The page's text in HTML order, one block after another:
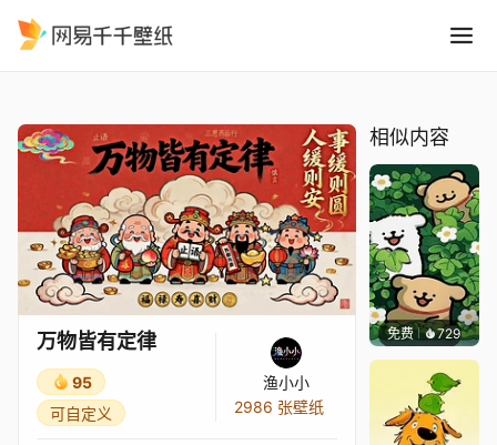
万物皆有定律
95
可自定义
渔小小
2986 张壁纸
相似内容
免费 729渔小小